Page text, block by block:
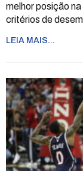
melhor posição
critérios de
LEIA MAIS...